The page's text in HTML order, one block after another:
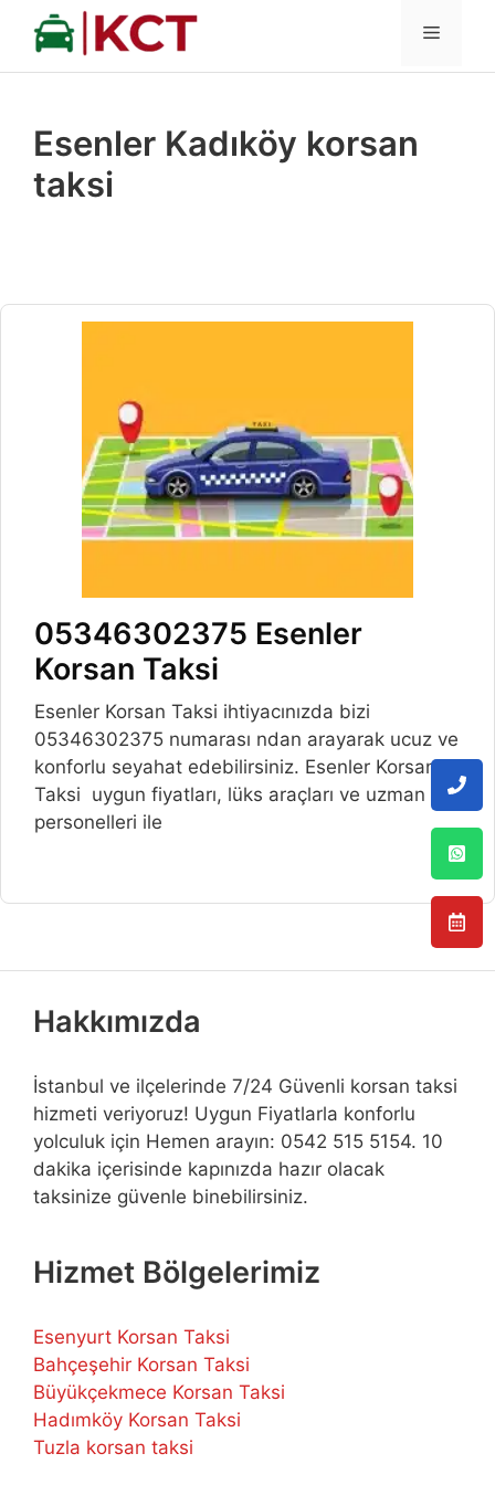
İçeriğe
MENÜ
Esenler Kadıköy korsan
taksi
05346302375 Esenler
Korsan Taksi
Esenler Korsan Taksi ihtiyacınızda bizi
05346302375 numarası ndan arayarak ucuz ve
konforlu seyahat edebilirsiniz. Esenler Korsan
Taksi uygun fiyatları, lüks araçları ve uzman
personelleri ile
Hakkımızda
İstanbul ve ilçelerinde 7/24 Güvenli korsan taksi
hizmeti veriyoruz! Uygun Fiyatlarla konforlu
yolculuk için Hemen arayın: 0542 515 5154. 10
dakika içerisinde kapınızda hazır olacak
taksinize güvenle binebilirsiniz.
Hizmet Bölgelerimiz
Esenyurt Korsan Taksi
Bahçeşehir Korsan Taksi
Büyükçekmece Korsan Taksi
Hadımköy Korsan Taksi
Tuzla korsan taksi